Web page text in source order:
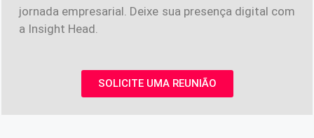
jornada empresarial. Deixe sua presença digital com
a Insight Head.
SOLICITE UMA REUNIÃO